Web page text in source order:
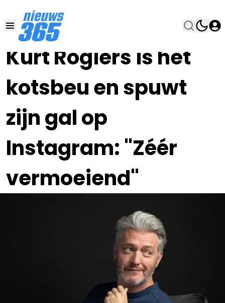
Kürt Rogiers is het
kotsbeu en spuwt
zijn gal op
Instagram: "Zéér
vermoeiend"
14 MRT 2023, 9:30